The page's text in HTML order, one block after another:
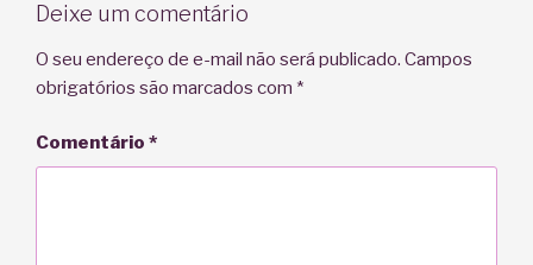
Deixe um comentário
O seu endereço de e-mail não será publicado. Campos
obrigatórios são marcados com *
Comentário *